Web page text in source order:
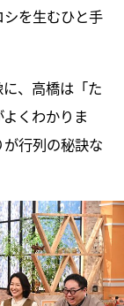
を生むひと手
、高橋は「た
くわかりま
行列の秘訣な